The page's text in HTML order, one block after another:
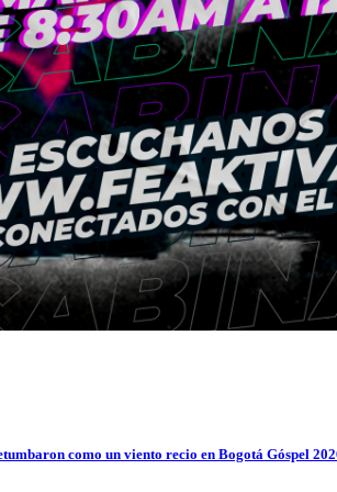
como un viento recio en Bogotá Góspel